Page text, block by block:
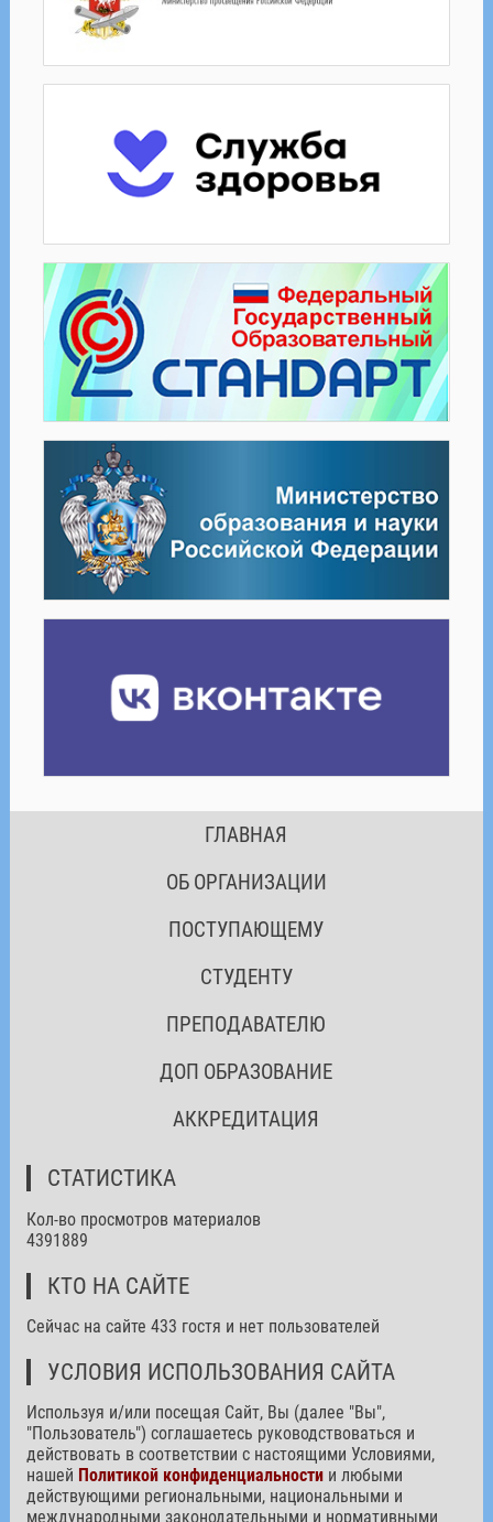
ГЛАВНАЯ
ОБ ОРГАНИЗАЦИИ
ПОСТУПАЮЩЕМУ
СТУДЕНТУ
ПРЕПОДАВАТЕЛЮ
ДОП ОБРАЗОВАНИЕ
АККРЕДИТАЦИЯ
СТАТИСТИКА
Кол-во просмотров материалов
4391889
КТО НА САЙТЕ
Сейчас на сайте 433 гостя и нет пользователей
УСЛОВИЯ ИСПОЛЬЗОВАНИЯ САЙТА
Используя и/или посещая Сайт, Вы (далее "Вы",
"Пользователь") соглашаетесь руководствоваться и
действовать в соответствии с настоящими Условиями,
нашей Политикой конфиденциальностии любыми
действующими региональными, национальными и
международными законодательными и нормативными